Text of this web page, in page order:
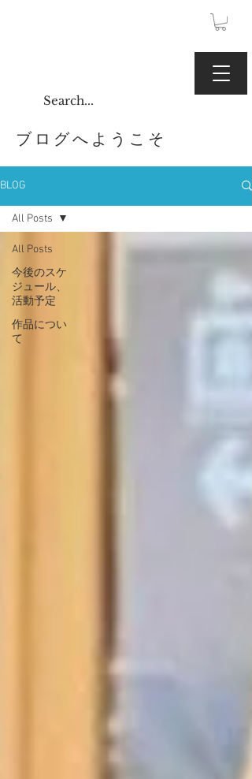
ブログへようこそ
BLOG
All Posts
今後のスケ
ジュール、
活動予定
作品につい
て
All Posts